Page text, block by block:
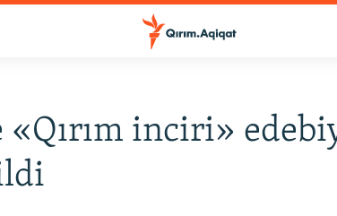
inciri»